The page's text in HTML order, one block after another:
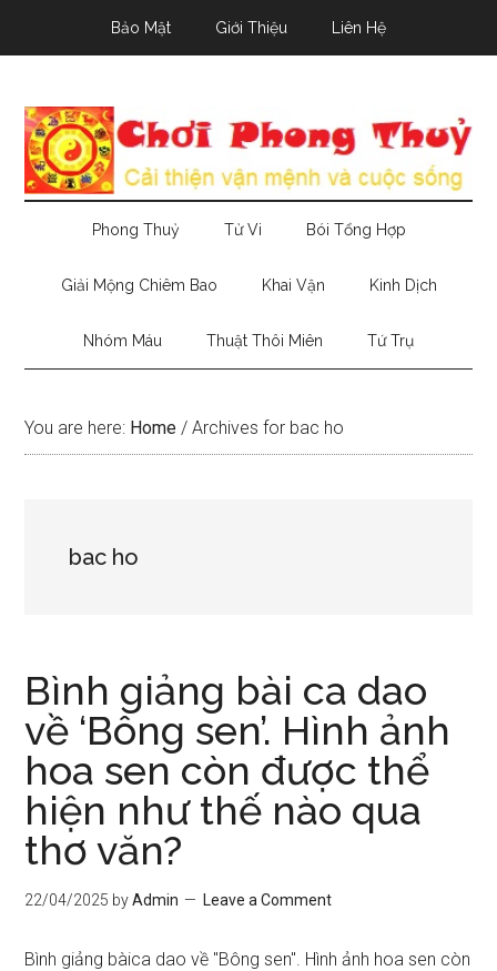
Bảo Mật Giới Thiệu Liên Hệ
Phong Thuỷ Tử Vi Bói Tổng Hợp
Giải Mộng Chiêm Bao Khai Vận Kinh Dịch
Nhóm Máu Thuật Thôi Miên Tứ Trụ
You are here: Home / Archives for bac ho
bac ho
Bình giảng bài ca dao
về ‘Bông sen’. Hình ảnh
hoa sen còn được thể
hiện như thế nào qua
thơ văn?
22/04/2025 byAdmin Leave a Comment
Bình giảng bàica dao về "Bông sen". Hình ảnh hoa sen còn